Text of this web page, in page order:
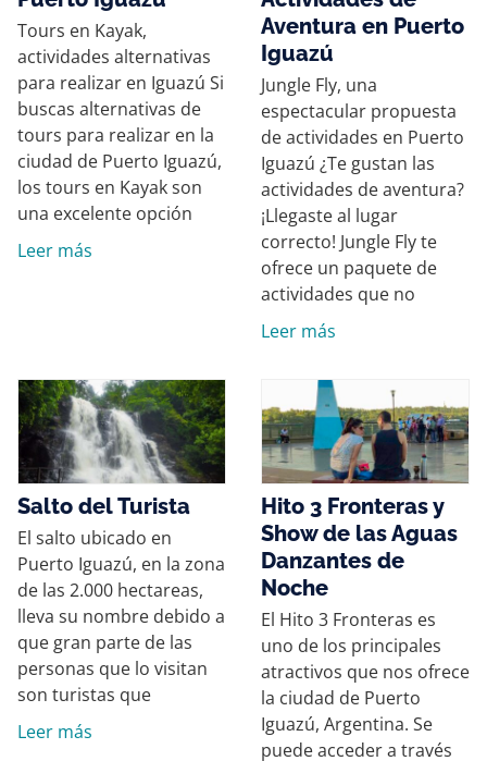
Tours en Kayak,
actividades alternativas
para realizar en Iguazú Si
buscas alternativas de
tours para realizar en la
ciudad de Puerto Iguazú,
los tours en Kayak son
una excelente opción
Leer más
Aventura en Puerto
Iguazú
Jungle Fly, una
espectacular propuesta
de actividades en Puerto
Iguazú ¿Te gustan las
actividades de aventura?
¡Llegaste al lugar
correcto! Jungle Fly te
ofrece un paquete de
actividades que no
Leer más
Salto del Turista
El salto ubicado en
Puerto Iguazú, en la zona
de las 2.000 hectareas,
lleva su nombre debido a
que gran parte de las
personas que lo visitan
son turistas que
Leer más
Hito 3 Fronteras y
Show de las Aguas
Danzantes de
Noche
El Hito 3 Fronteras es
uno de los principales
atractivos que nos ofrece
la ciudad de Puerto
Iguazú, Argentina. Se
puede acceder a través